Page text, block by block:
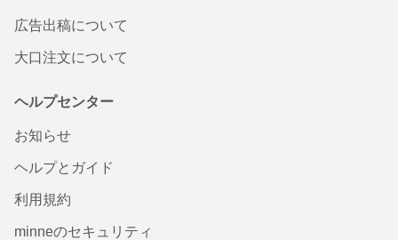
広告出稿について
大口注文について
ヘルプセンター
お知らせ
ヘルプとガイド
利用規約
minneのセキュリティ